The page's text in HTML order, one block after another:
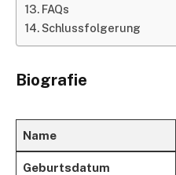
FAQs
Schlussfolgerung
Biografie
Name
Geburtsdatum